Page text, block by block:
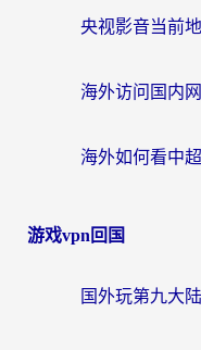
游戏vpn回国